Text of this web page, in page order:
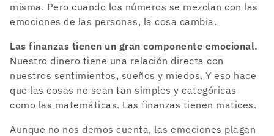
misma. Pero cuando los números se mezclan con las
emociones de las personas, la cosa cambia.
Las finanzas tienen un gran componente emocional.
Nuestro dinero tiene una relación directa con
nuestros sentimientos, sueños y miedos. Y eso hace
que las cosas no sean tan simples y categóricas
como las matemáticas. Las finanzas tienen matices.
Aunque no nos demos cuenta, las emociones plagan